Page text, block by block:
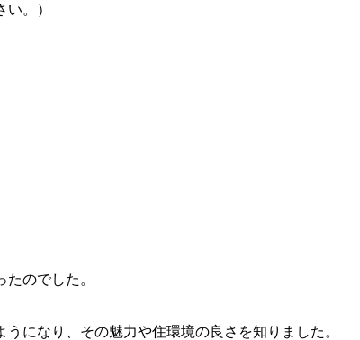
。）
のでした。
になり、その魅力や住環境の良さを知りました。